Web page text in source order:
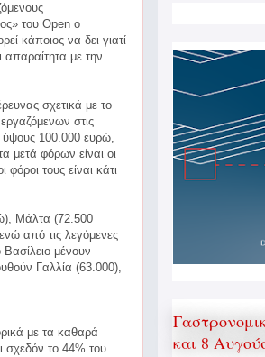
του Open ο
κάποιος να δει γιατί
απαραίτητα με την
σχετικά με το
στις
ύψους 100.000 ευρώ,
μετά φόρων είναι οι
τους είναι κάτι
Μάλτα (72.500
από τις λεγόμενες
μένουν
Γαλλία (63.000),
με τα καθαρά
σχεδόν το 44% του
και 8